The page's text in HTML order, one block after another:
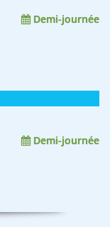
Demi-journée
Demi-journée